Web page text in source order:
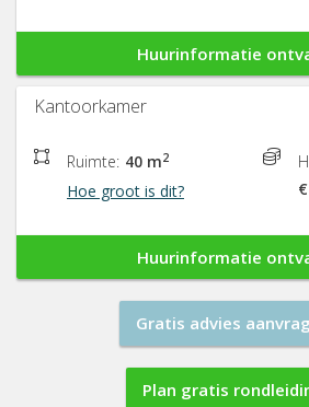
Huurinformatie
Kantoorkamer
Ruimte: 40 m2
Hoe groot is dit?
Huurinformatie
Gratis advies
Plan gratis